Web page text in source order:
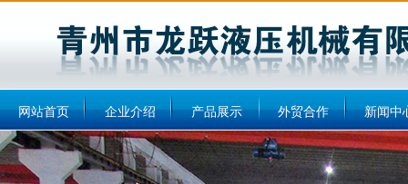
网站首页 企业介绍 产品展示 外贸合作 新闻中